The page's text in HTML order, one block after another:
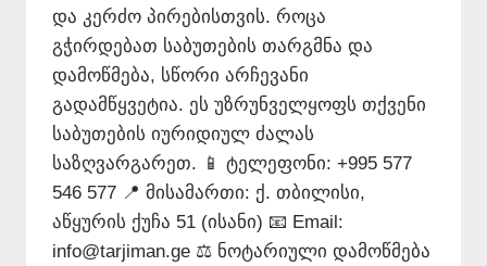
და კერძო პირებისთვის. როცა
გჭირდებათ საბუთების თარგმნა და
დამოწმება, სწორი არჩევანი
გადამწყვეტია. ეს უზრუნველყოფს თქვენი
საბუთების იურიდიულ ძალას
საზღვარგარეთ. 📱 ტელეფონი: +995 577
546 577 📍 მისამართი: ქ. თბილისი,
აწყურის ქუჩა 51 (ისანი) 📧 Email:
info@tarjiman.ge ⚖️ ნოტარიული დამოწმება